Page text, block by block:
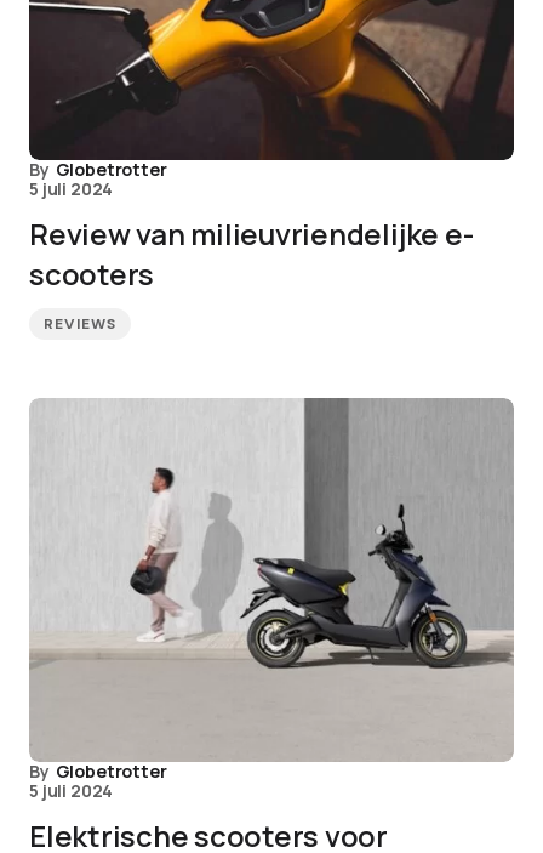
By Globetrotter
5 juli 2024
Review van milieuvriendelijke e-
scooters
REVIEWS
By Globetrotter
5 juli 2024
Elektrische scooters voor